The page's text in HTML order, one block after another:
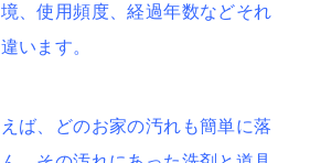
、使用頻度、経過年数などそれ
います。
ば、どのお家の汚れも簡単に落